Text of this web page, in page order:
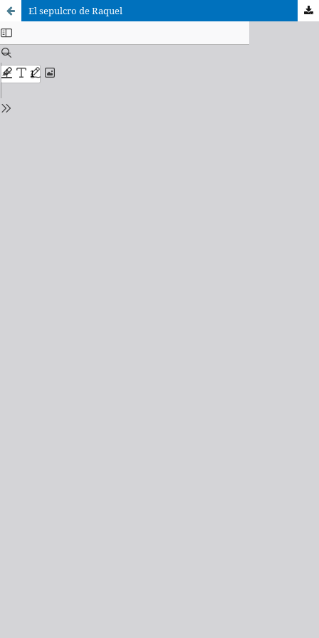
El sepulcro de Raquel